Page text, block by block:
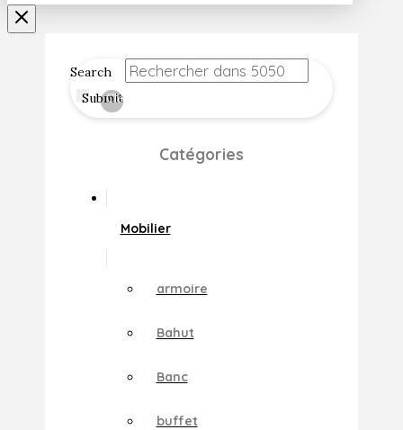
Search
Submit
Clear
Catégories
Mobilier
armoire
Bahut
Banc
buffet